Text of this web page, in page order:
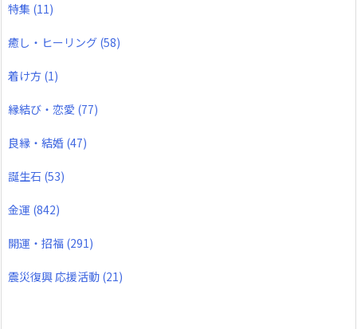
特集 (11)
癒し・ヒーリング (58)
着け方 (1)
縁結び・恋愛 (77)
良縁・結婚 (47)
誕生石 (53)
金運 (842)
開運・招福 (291)
震災復興 応援活動 (21)